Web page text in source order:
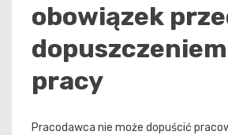
obowiązek
pracy
Pracodawca nie może dopuścić